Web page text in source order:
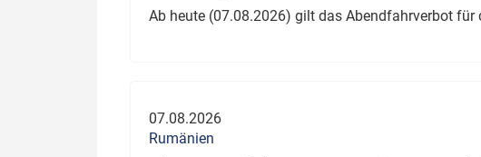
Ab heute (07.08.2026) gilt das Abendfahrverbot
07.08.2026
Rumänien